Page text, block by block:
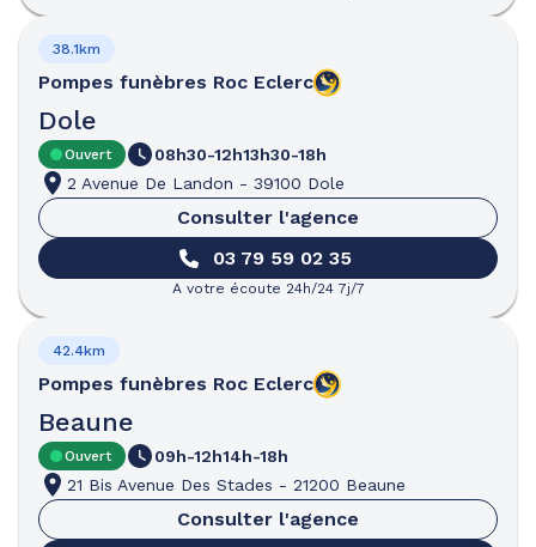
Pompes funèbres Roc Eclerc
Dole
38.1km
Ouvert 08h30-12h13h30-18h
2 Avenue De Landon - 39100 Dole
Consulter l'agence
03 79 59 02 35
A votre écoute 24h/24 7j/7
Pompes funèbres Roc Eclerc
Beaune
42.4km
Ouvert 09h-12h14h-18h
21 Bis Avenue Des Stades - 21200 Beaune
Consulter l'agence